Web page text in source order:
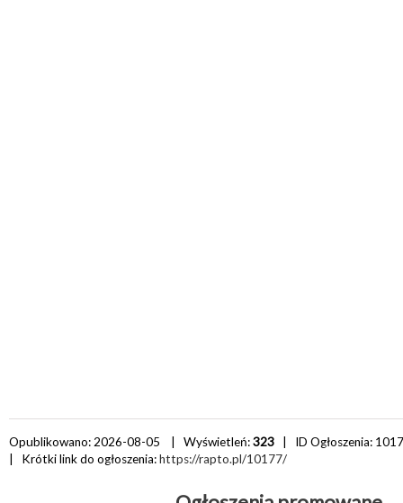
Opublikowano: 2026-08-05 | Wyświetleń:323 | ID Ogłoszenia:
| Krótki link do ogłoszenia:https://rapto.pl/10177/